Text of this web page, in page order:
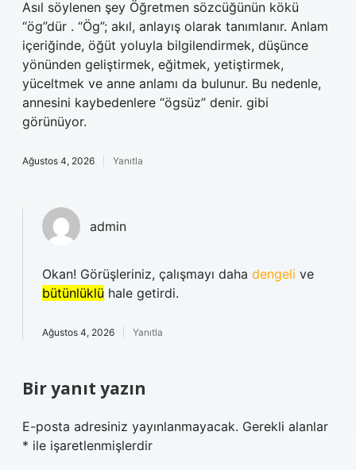
Asıl söylenen şey Öğretmen sözcüğünün kökü
“ög”dür . “Ög”; akıl, anlayış olarak tanımlanır. Anlam
içeriğinde, öğüt yoluyla bilgilendirmek, düşünce
yönünden geliştirmek, eğitmek, yetiştirmek,
yüceltmek ve anne anlamı da bulunur. Bu nedenle,
annesini kaybedenlere “ögsüz” denir. gibi
görünüyor.
Ağustos 4, 2026 Yanıtla
admin
Okan! Görüşleriniz, çalışmayı daha dengeli ve
bütünlüklü hale getirdi.
Ağustos 4, 2026 Yanıtla
Bir yanıt yazın
E-posta adresiniz yayınlanmayacak. Gerekli alanlar
* ile işaretlenmişlerdir